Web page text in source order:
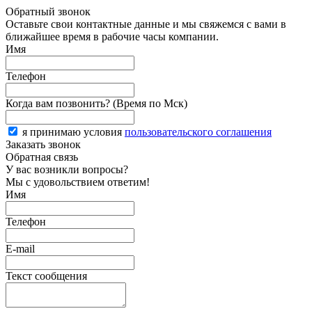
Обратный звонок
Оставьте свои контактные данные и мы свяжемся с вами в
ближайшее время в рабочие часы компании.
Имя
Телефон
Когда вам позвонить? (Время по Мск)
я принимаю условия пользовательского соглашения
Заказать звонок
Обратная связь
У вас возникли вопросы?
Мы с удовольствием ответим!
Имя
Телефон
E-mail
Текст сообщения